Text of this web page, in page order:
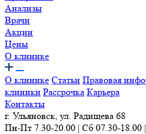
Анализы
Врачи
Акции
Цены
О клинике
О клинике Статьи Правовая
клиники Рассрочка Карьера
Контакты
г. Ульяновск, ул. Радищева 68
Пн-Пт 7.30-20.00 | Сб 07.30-18.00